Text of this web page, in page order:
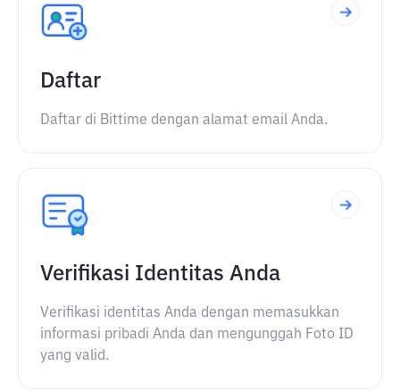
Daftar
Daftar di Bittime dengan alamat email Anda.
Verifikasi Identitas Anda
Verifikasi identitas Anda dengan memasukkan
informasi pribadi Anda dan mengunggah Foto ID
yang valid.